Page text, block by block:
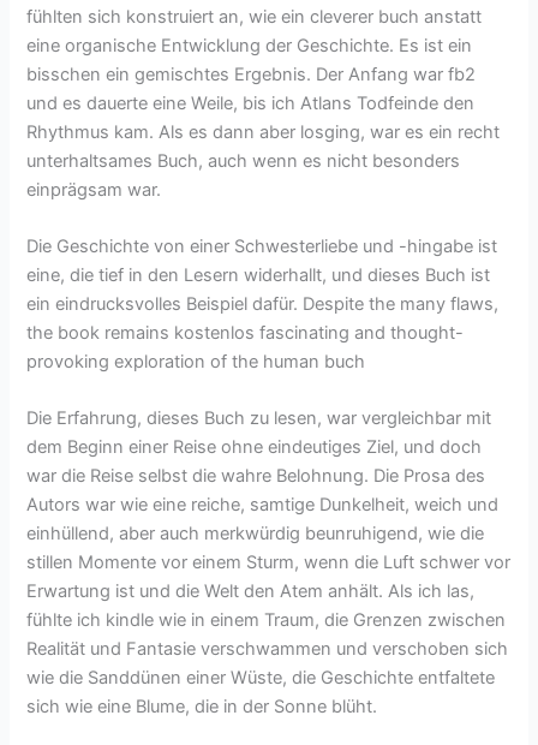
fühlten sich konstruiert an, wie ein cleverer buch anstatt
eine organische Entwicklung der Geschichte. Es ist ein
bisschen ein gemischtes Ergebnis. Der Anfang war fb2
und es dauerte eine Weile, bis ich Atlans Todfeinde den
Rhythmus kam. Als es dann aber losging, war es ein recht
unterhaltsames Buch, auch wenn es nicht besonders
einprägsam war.
Die Geschichte von einer Schwesterliebe und -hingabe ist
eine, die tief in den Lesern widerhallt, und dieses Buch ist
ein eindrucksvolles Beispiel dafür. Despite the many flaws,
the book remains kostenlos fascinating and thought-
provoking exploration of the human buch
Die Erfahrung, dieses Buch zu lesen, war vergleichbar mit
dem Beginn einer Reise ohne eindeutiges Ziel, und doch
war die Reise selbst die wahre Belohnung. Die Prosa des
Autors war wie eine reiche, samtige Dunkelheit, weich und
einhüllend, aber auch merkwürdig beunruhigend, wie die
stillen Momente vor einem Sturm, wenn die Luft schwer vor
Erwartung ist und die Welt den Atem anhält. Als ich las,
fühlte ich kindle wie in einem Traum, die Grenzen zwischen
Realität und Fantasie verschwammen und verschoben sich
wie die Sanddünen einer Wüste, die Geschichte entfaltete
sich wie eine Blume, die in der Sonne blüht.